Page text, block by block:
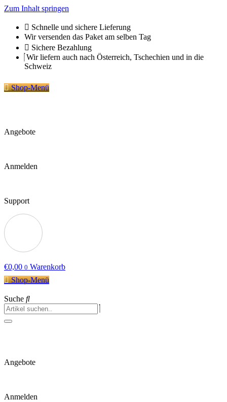
Zum Inhalt springen
Schnelle und sichere Lieferung
Wir versenden das Paket am selben Tag
Sichere Bezahlung
Wir liefern auch nach Österreich, Tschechien und in die
Schweiz
Shop-Menü
Angebote
Anmelden
Support
€0,00 0 Warenkorb
Shop-Menü
Suche
Angebote
Anmelden